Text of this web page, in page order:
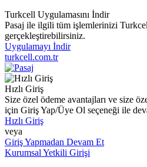
Turkcell Uygulamasını İndir
Pasaj ile ilgili tüm işlemlerinizi
gerçekleştirebilirsiniz.
Uygulamayı İndir
turkcell.com.tr
Hızlı Giriş
Size özel ödeme avantajları ve size
için Giriş Yap/Üye Ol seçeneği ile
Hızlı Giriş
veya
Giriş Yapmadan Devam Et
Kurumsal Yetkili Girişi